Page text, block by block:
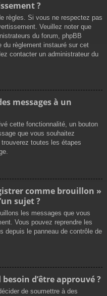
?
règles. Si vous ne respectez pas
Veuillez noter que
du forum, phpBB
du règlement instauré sur cet
contacter un administrateur du
messages à un
cette fonctionnalité, un bouton
que vous souhaitez
toutes les étapes
comme brouillon »
sujet ?
les messages que vous
Vous pouvez reprendre les
depuis le panneau de contrôle de
d’être approuvé ?
de soumettre à des